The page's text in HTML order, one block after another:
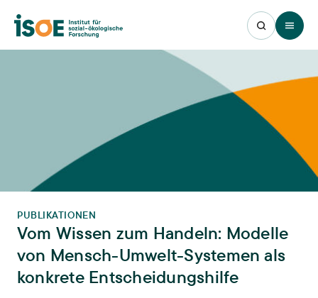
Open
PUBLIKATIONEN
Vom Wissen zum Handeln: Modelle
von Mensch-Umwelt-Systemen als
konkrete Entscheidungshilfe